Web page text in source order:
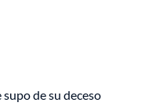
de su deceso